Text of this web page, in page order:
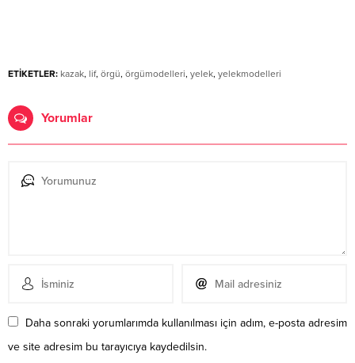
ETİKETLER: kazak, lif, örgü, örgümodelleri, yelek, yelekmodelleri
Yorumlar
Daha sonraki yorumlarımda kullanılması için adım, e-posta adresim
ve site adresim bu tarayıcıya kaydedilsin.